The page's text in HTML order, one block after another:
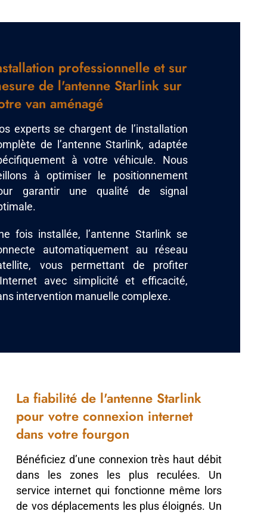
professionnelle et sur
de l'antenne Starlink sur
van aménagé
experts se chargent de l’installation
de l’antenne Starlink, adaptée
à votre véhicule. Nous
à optimiser le positionnement
garantir une qualité de signal
fois installée, l’antenne Starlink se
automatiquement au réseau
vous permettant de profiter
avec simplicité et efficacité,
intervention manuelle complexe.
La fiabilité de l'antenne Starlink
pour votre connexion internet
dans votre fourgon
Bénéficiez d’une connexion très haut débit
dans les zones les plus reculées. Un
service internet qui fonctionne même lors
de vos déplacements les plus éloignés. Un